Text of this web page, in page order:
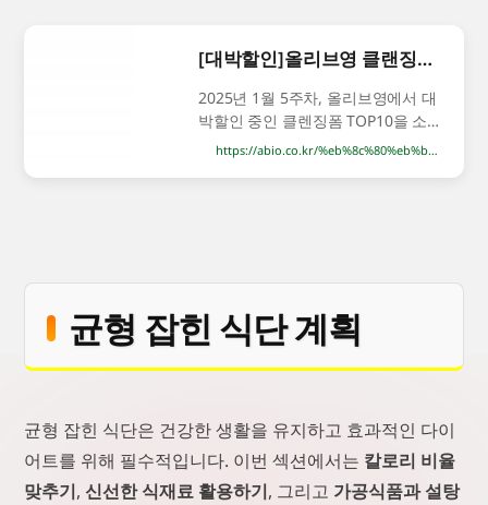
[대박할인]올리브영 클랜징폼 추천 순위 TOP10 구매가이드 2025년 1월 5주차 – 최저가 쇼핑
2025년 1월 5주차, 올리브영에서 대
박할인 중인 클렌징폼 TOP10을 소
개합니다! 피부타입에 맞는 제품을
두 약산성 클렌징폼 가격 : 17,200원
겐 클리어 폼 클렌저 2.0 가격 :
https://abio.co.kr/%eb%8c%80%eb%b0%95%ed%95%a0%ec%9d%b8%ec%98%ac%eb%a6%ac%eb%b8%8c%ec%98%81-%ed%81%b4%eb%9e%9c%ec%a7%95%ed%8f%bc-%ec%b6%94%ec%b2%9c-%ec%88%9c%ec%9c%84-top10-%ea%b5%ac%eb%a7%a4%ea%b0%80%ec%9d%b4/
균형 잡힌 식단 계획
균형 잡힌 식단은 건강한 생활을 유지하고 효과적인 다이
어트를 위해 필수적입니다. 이번 섹션에서는 칼로리 비율
맞추기, 신선한 식재료 활용하기, 그리고 가공식품과 설탕